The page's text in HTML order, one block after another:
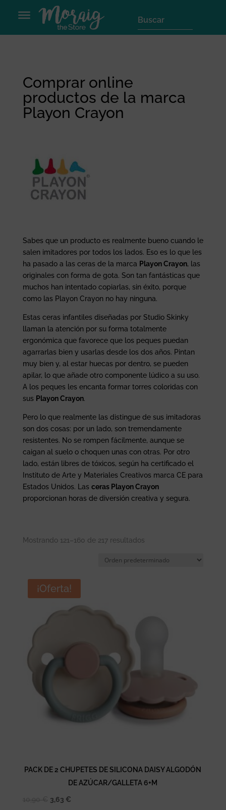
Comprar online
productos de la marca
Playon Crayon
Sabes que un producto es realmente bueno cuando le
salen imitadores por todos los lados. Eso es lo que les
ha pasado a las ceras de la marca Playon Crayon, las
originales con forma de gota. Son tan fantásticas que
muchos han intentado copiarlas, sin éxito, porque
como las Playon Crayon no hay ninguna.
Estas ceras infantiles diseñadas por Studio Skinky
llaman la atención por su forma totalmente
ergonómica que favorece que los peques puedan
agarrarlas bien y usarlas desde los dos años. Pintan
muy bien y, al estar huecas por dentro, se pueden
apilar, lo que añade otro componente lúdico a su uso.
A los peques les encanta formar torres coloridas con
sus Playon Crayon.
Pero lo que realmente las distingue de sus imitadoras
son dos cosas: por un lado, son tremendamente
resistentes. No se rompen fácilmente, aunque se
caigan al suelo o choquen unas con otras. Por otro
lado, están libres de tóxicos, según ha certificado el
Instituto de Arte y Materiales Creativos marca CE para
Estados Unidos. Las ceras Playon Crayon
proporcionan horas de diversión creativa y segura.
Mostrando 121–160 de 217 resultados
¡Oferta!
PACK DE 2 CHUPETES DE SILICONA DAISY ALGODÓN
DE AZÚCAR/GALLETA 6+M
El
3,63 €El